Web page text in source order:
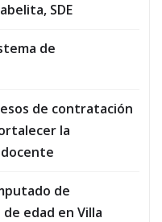
SDE
de
de contratación
la
de
edad en Villa